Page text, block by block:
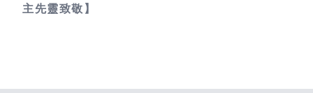
主先靈致敬】